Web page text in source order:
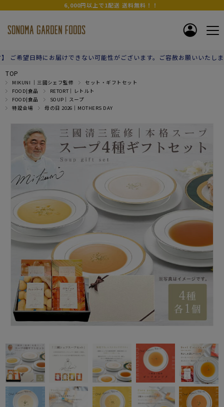
6,000円以上で1配送 送料無料！！
できない可能性がございます。ご容赦お願いいたします。】
TOP
MIKUNI ｜三國シェフ監修
セット・ギフトセット
FOOD|食品
RETORT｜レトルト
FOOD|食品
SOUP｜スープ
特設会場
母の日 2026｜MOTHERS DAY